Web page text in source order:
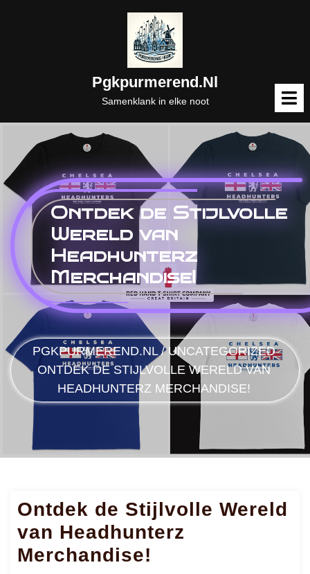
Pgkpurmerend.nl
Samenklank in elke noot
Ontdek de Stijlvolle
Wereld van
Headhunterz
Merchandise!
PGKPURMEREND.NL /UNCATEGORIZED
ONTDEK DE STIJLVOLLE WERELD VAN
HEADHUNTERZ MERCHANDISE!
Ontdek de Stijlvolle Wereld
van Headhunterz
Merchandise!